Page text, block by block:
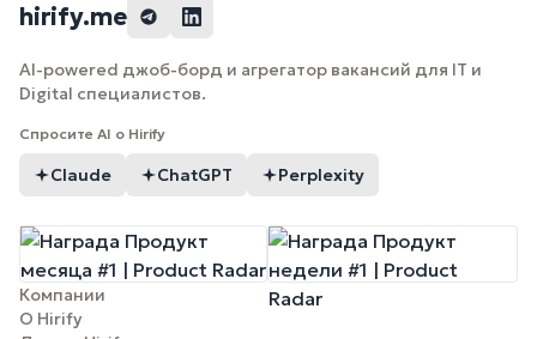
hirify.me
AI-powered джоб-борд и агрегатор вакансий для IT и
Digital специалистов.
Спросите AI о Hirify
Claude ChatGPT Perplexity
Компании
О Hirify